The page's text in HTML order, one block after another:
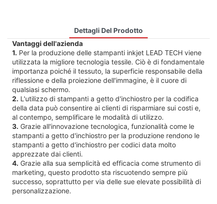
Dettagli Del Prodotto
Vantaggi dell'azienda
1. Per la produzione delle stampanti inkjet LEAD TECH viene
utilizzata la migliore tecnologia tessile. Ciò è di fondamentale
importanza poiché il tessuto, la superficie responsabile della
riflessione e della proiezione dell'immagine, è il cuore di
qualsiasi schermo.
2. L'utilizzo di stampanti a getto d'inchiostro per la codifica
della data può consentire ai clienti di risparmiare sui costi e,
al contempo, semplificare le modalità di utilizzo.
3. Grazie all'innovazione tecnologica, funzionalità come le
stampanti a getto d'inchiostro per la produzione rendono le
stampanti a getto d'inchiostro per codici data molto
apprezzate dai clienti.
4. Grazie alla sua semplicità ed efficacia come strumento di
marketing, questo prodotto sta riscuotendo sempre più
successo, soprattutto per via delle sue elevate possibilità di
personalizzazione.